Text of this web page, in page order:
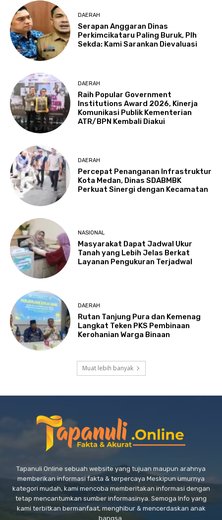
DAERAH
Serapan Anggaran Dinas
Perkimcikataru Paling Buruk, Plh
Sekda: Kami Sarankan Dievaluasi
DAERAH
Raih Popular Government
Institutions Award 2026, Kinerja
Komunikasi Publik Kementerian
ATR/BPN Kembali Diakui
DAERAH
Percepat Penanganan Infrastruktur
Kota Medan, Dinas SDABMBK
Perkuat Sinergi dengan Kecamatan
NASIONAL
Masyarakat Dapat Jadwal Ukur
Tanah yang Lebih Jelas Berkat
Layanan Pengukuran Terjadwal
DAERAH
Rutan Tanjung Pura dan Kemenag
Langkat Teken PKS Pembinaan
Kerohanian Warga Binaan
Muat lebih banyak
Tapanuli Online sebuah website yang tujuan maupun arahnya
memberikan informasi fakta & terpercaya Meskipun umurnya
kategori mudah, kami mencoba memberitakan informasi dengan
tetap mencantumkan sumber informasinya. Semoga Info yang
kami terbitkan bermanfaat, menghibur & mencerdaskan anak
bangsa.